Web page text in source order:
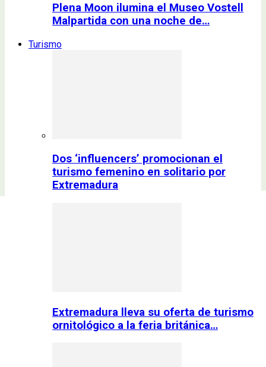
Plena Moon ilumina el Museo Vostell
Malpartida con una noche de…
Turismo
Dos ‘influencers’ promocionan el
turismo femenino en solitario por
Extremadura
Extremadura lleva su oferta de turismo
ornitológico a la feria británica…